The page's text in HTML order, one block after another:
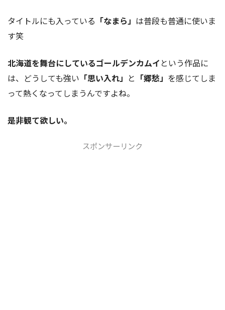
タイトルにも入っている 「なまら」 は普段も普通に使いま
す笑
北海道を舞台にしているゴールデンカムイ という作品に
は、どうしても強い 「思い入れ」 と 「郷愁」 を感じてしま
って熱くなってしまうんですよね。
是非観て欲しい。
スポンサーリンク